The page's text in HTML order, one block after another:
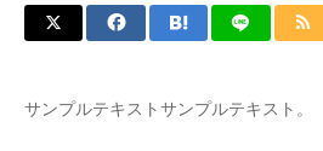
サンプルテキストサンプルテキスト。